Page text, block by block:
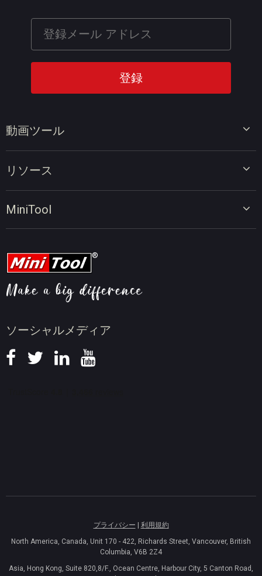
ソーシャルメディア
動画ツール
ビデオコンバーター
リソース
動画圧縮のヒント
ニュース
MiniTool
プライバシー
利用規約
North America, Canada, Unit 170 - 422, Richards Street, Vancouver, British
Columbia, V6B 2Z4
Asia, Hong Kong, Suite 820,8/F., Ocean Centre, Harbour City, 5 Canton Road,